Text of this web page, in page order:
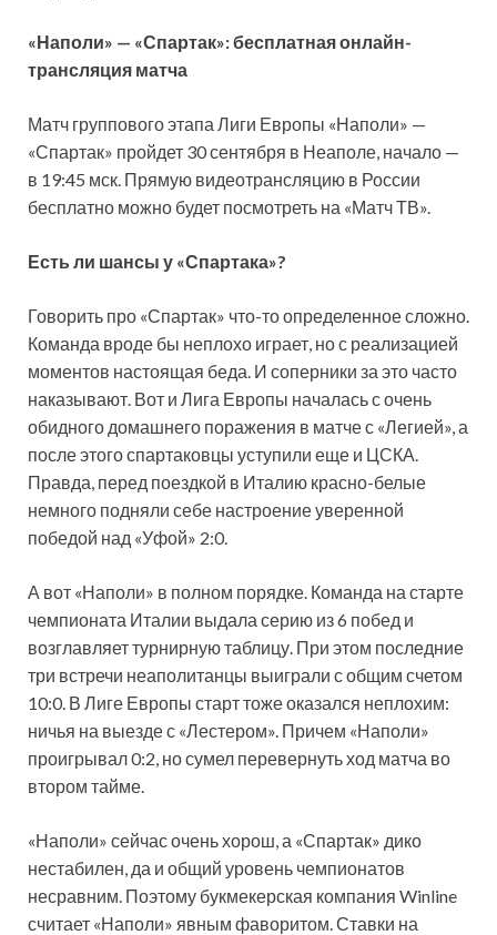
«Наполи» — «Спартак»: бесплатная онлайн-
трансляция матча
Матч группового этапа Лиги Европы «Наполи» —
«Спартак» пройдет 30 сентября в Неаполе, начало —
в 19:45 мск. Прямую видеотрансляцию в России
бесплатно можно будет посмотреть на «Матч ТВ».
Есть ли шансы у «Спартака»?
Говорить про «Спартак» что-то определенное сложно.
Команда вроде бы неплохо играет, но с реализацией
моментов настоящая беда. И соперники за это часто
наказывают. Вот и Лига Европы началась с очень
обидного домашнего поражения в матче с «Легией», а
после этого спартаковцы уступили еще и ЦСКА.
Правда, перед поездкой в Италию красно-белые
немного подняли себе настроение уверенной
победой над «Уфой» 2:0.
А вот «Наполи» в полном порядке. Команда на старте
чемпионата Италии выдала серию из 6 побед и
возглавляет турнирную таблицу. При этом последние
три встречи неаполитанцы выиграли с общим счетом
10:0. В Лиге Европы старт тоже оказался неплохим:
ничья на выезде с «Лестером». Причем «Наполи»
проигрывал 0:2, но сумел перевернуть ход матча во
втором тайме.
«Наполи» сейчас очень хорош, а «Спартак» дико
нестабилен, да и общий уровень чемпионатов
несравним. Поэтому букмекерская компания Winline
считает «Наполи» явным фаворитом. Ставки на